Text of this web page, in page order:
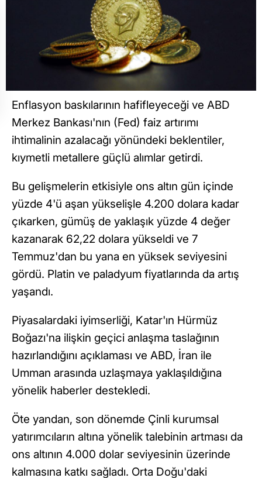
Enflasyon baskılarının hafifleyeceği ve ABD
Merkez Bankası'nın (Fed) faiz artırımı
ihtimalinin azalacağı yönündeki beklentiler,
kıymetli metallere güçlü alımlar getirdi.
Bu gelişmelerin etkisiyle ons altın gün içinde
yüzde 4'ü aşan yükselişle 4.200 dolara kadar
çıkarken, gümüş de yaklaşık yüzde 4 değer
kazanarak 62,22 dolara yükseldi ve 7
Temmuz'dan bu yana en yüksek seviyesini
gördü. Platin ve paladyum fiyatlarında da artış
yaşandı.
Piyasalardaki iyimserliği, Katar'ın Hürmüz
Boğazı'na ilişkin geçici anlaşma taslağının
hazırlandığını açıklaması ve ABD, İran ile
Umman arasında uzlaşmaya yaklaşıldığına
yönelik haberler destekledi.
Öte yandan, son dönemde Çinli kurumsal
yatırımcıların altına yönelik talebinin artması da
ons altının 4.000 dolar seviyesinin üzerinde
kalmasına katkı sağladı. Orta Doğu'daki